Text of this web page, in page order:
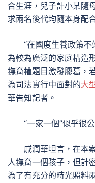
合生涯，兒子計小某隨
求兩名後代均隨本身配
“在國度生養政策
為較為廣泛的家庭構造
撫育權題目激發膠葛，
為司法實行中面對的大
華告知記者。
“一家一個”似乎很
戚潤華坦言，在本
人撫育一個孩子，但計
為了有充分的時光照料